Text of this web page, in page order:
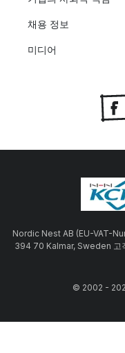
채용 정보
미디어
Nordic Nest AB (EU-VAT-
394 70 Kalmar, Sweden 고
© 2002 -